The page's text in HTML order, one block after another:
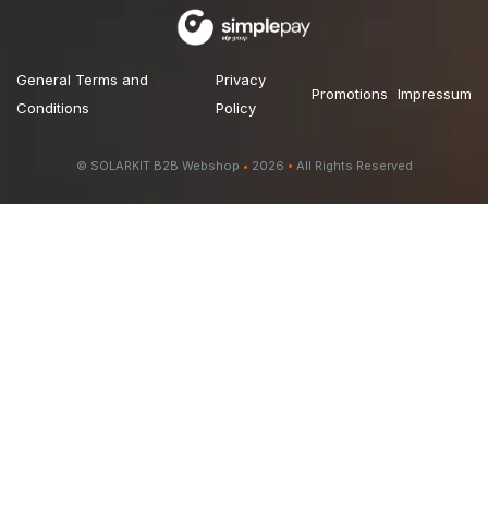
General Terms and
Conditions
Privacy
Policy
Promotions Impressum
© SOLARKIT B2B Webshop • 2026 • All Rights Reserved